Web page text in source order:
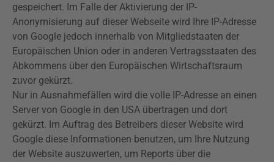
gespeichert. Im Falle der Aktivierung der IP-
Anonymisierung auf dieser Webseite wird Ihre IP-Adresse
von Google jedoch innerhalb von Mitgliedstaaten der
Europäischen Union oder in anderen Vertragsstaaten des
Abkommens über den Europäischen Wirtschaftsraum
zuvor gekürzt.
Nur in Ausnahmefällen wird die volle IP-Adresse an einen
Server von Google in den USA übertragen und dort
gekürzt. Im Auftrag des Betreibers dieser Website wird
Google diese Informationen benutzen, um Ihre Nutzung
der Website auszuwerten, um Reports über die